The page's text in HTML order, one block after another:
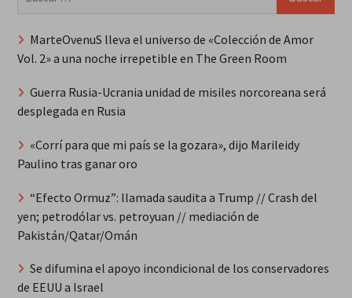
MarteOvenuS lleva el universo de «Colección de Amor
Vol. 2» a una noche irrepetible en The Green Room
Guerra Rusia-Ucrania unidad de misiles norcoreana será
desplegada en Rusia
«Corrí para que mi país se la gozara», dijo Marileidy
Paulino tras ganar oro
“Efecto Ormuz”: llamada saudita a Trump // Crash del
yen; petrodólar vs. petroyuan // mediación de
Pakistán/Qatar/Omán
Se difumina el apoyo incondicional de los conservadores
de EEUU a Israel